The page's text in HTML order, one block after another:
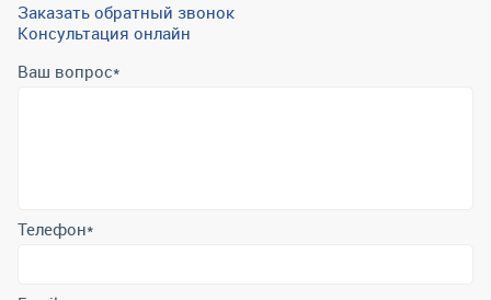
Заказать обратный звонок
Консультация онлайн
Ваш вопрос*
Отправляя форму вы подтверждаете согласие с